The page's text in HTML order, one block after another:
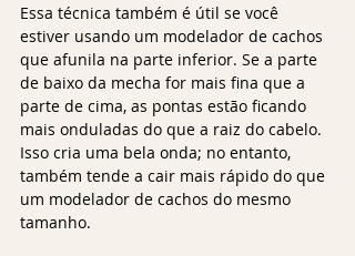
Essa técnica também é útil se você
estiver usando um modelador de cachos
que afunila na parte inferior. Se a parte
de baixo da mecha for mais fina que a
parte de cima, as pontas estão ficando
mais onduladas do que a raiz do cabelo.
Isso cria uma bela onda; no entanto,
também tende a cair mais rápido do que
um modelador de cachos do mesmo
tamanho.